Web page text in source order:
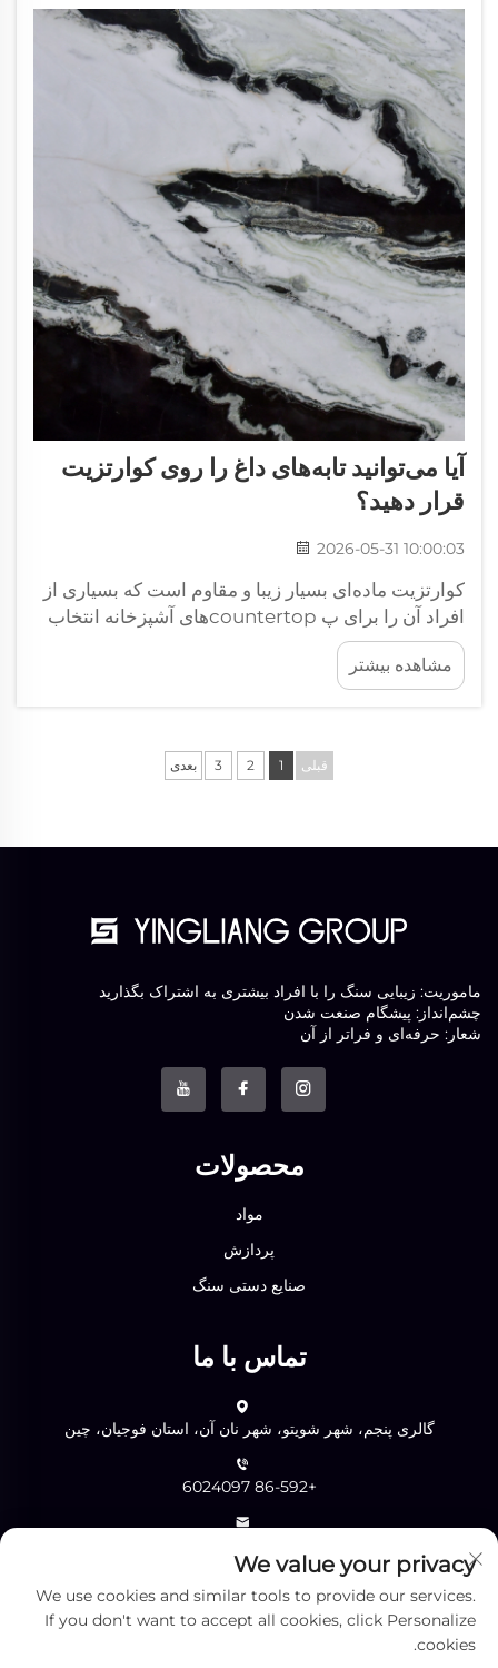
آیا می‌توانید تابه‌های داغ را روی کوارتزیت
قرار دهید؟
2026-05-31 10:00:03
کوارتزیت ماده‌ای بسیار زیبا و مقاوم است که بسیاری از
افراد آن را برای پ countertopهای آشپزخانه انتخاب
می‌کنند. ظاهر بسیار جذابی دارد، اما شاید دربارهٔ امکان
قرار دادن مستقیم تابه‌های داغ روی آن سؤال کنید. پاسخ
به این پرسش تا حدی پیچیده است. بهترین روش‌ها برای
مشاهده بیشتر
قبلی 1
2
3 بعدی
ماموریت: زیبایی سنگ را با افراد بیشتری به اشتراک بگذارید
چشم‌انداز: پیشگام صنعت شدن
شعار: حرفه‌ای و فراتر از آن
محصولات
مواد
پردازش
صنایع دستی سنگ
تماس با ما
گالری پنجم، شهر شویتو، شهر نان آن، استان فوجیان، چین
+86-592 6024097
ارسال
We value your privacy
We use cookies and similar tools to provide our services.
If you don't want to accept all cookies, click Personalize
cookies.